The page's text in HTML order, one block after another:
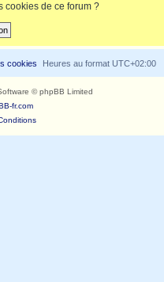
h
cookies de ce forum ?
Heures au format UTC+02:00
cookies
© phpBB Limited
fr.com